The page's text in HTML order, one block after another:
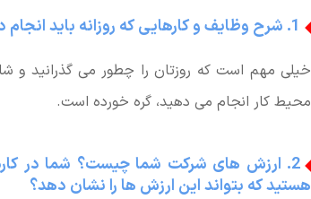
1. شرح وظایف و کارهایی که روزانه باید انجام دهم، چیست؟
خیلی مهم است که روزتان را چطور می گذرانید و
محیط کار انجام می دهید، گره خورده است.
2. ارزش های شرکت شما چیست؟ شما در
هستید که بتواند این ارزش ها را نشان دهد؟